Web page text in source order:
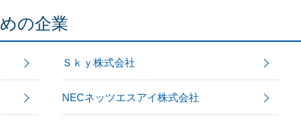
の企業
Ｓｋｙ株式会社
NECネッツエスアイ株式会社